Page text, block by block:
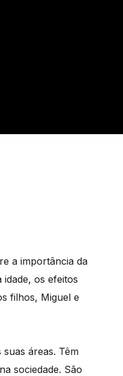
a importância da
os efeitos
filhos, Miguel e
áreas. Têm
sociedade. São